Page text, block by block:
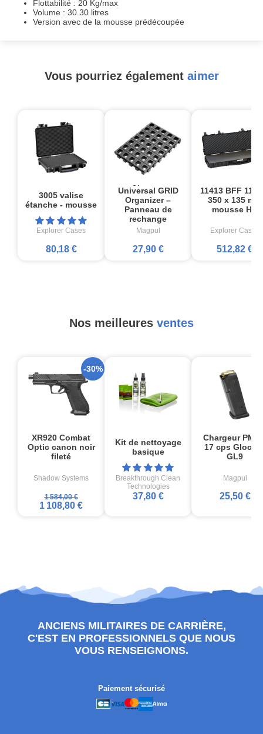
Flottabilité : 20 Kg/max
Volume : 30.30 litres
Version avec de la mousse prédécoupée
Vous pourriez également aimer
3005 valise
étanche - mousse
Explorer Cases
80,18 €
Universal GRID
Organizer –
Panneau de
rechange
Magpul
27,90 €
11413 BFF
350 x 135 mm
mousse HD
Explorer Cases
512,82 €
Nos meilleures ventes
XR920 Combat
Optic canon noir
fileté
Shadow Systems
1 584,00 €
1 108,80 €
-30%
Kit de nettoyage
basique
Breakthrough Clean
Technologies
37,80 €
Chargeur
17 cps
GL9
Magpul
25,50 €
ANCIENS MILITAIRES DE CARRIÈRE,
C'EST EN PROFESSIONNELS QUE NOUS
VOUS RENSEIGNONS.
Paiement sécurisé